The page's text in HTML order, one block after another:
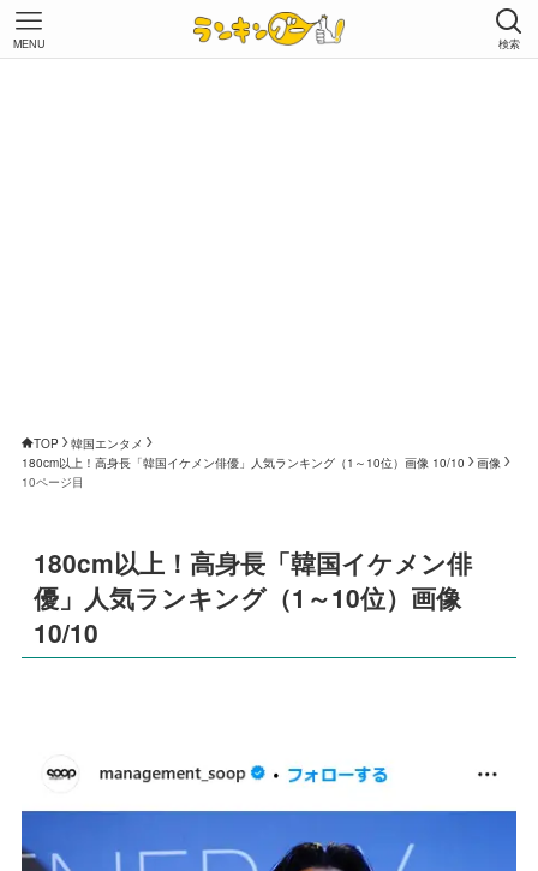
検索
MENU
TOP
韓国エンタメ
180cm以上！高身長「韓国イケメン俳優」人気ランキング（1～10位）画像 10/10
画像
10ページ目
180cm以上！高身長「韓国イケメン俳
優」人気ランキング（1～10位）画像
10/10